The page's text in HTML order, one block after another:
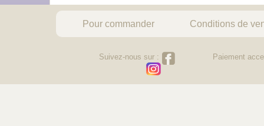
Pour commander Conditions de
Suivez-nous sur : Paiement